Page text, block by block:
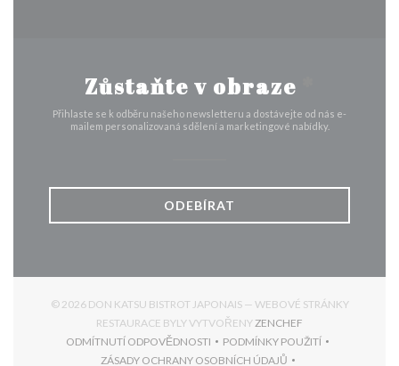
Zůstaňte v obraze
Přihlaste se k odběru našeho newsletteru a dostávejte od nás e-
mailem personalizovaná sdělení a marketingové nabídky.
ODEBÍRAT
© 2026 DON KATSU BISTROT JAPONAIS — WEBOVÉ STRÁNKY
RESTAURACE BYLY VYTVOŘENYZENCHEF
ODMÍTNUTÍ ODPOVĚDNOSTI
((OTEVŘE SE V NOVÉM OKNĚ))
PODMÍNKY POUŽITÍ
((OTEVŘE SE V NOVÉM
ZÁSADY OCHRANY OSOBNÍCH ÚDAJŮ